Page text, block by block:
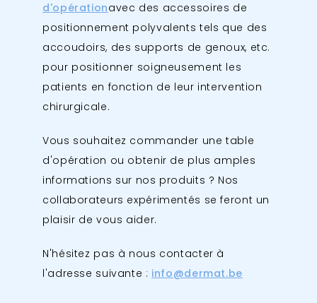
d'opérationavec des accessoires de
positionnement polyvalents tels que des
accoudoirs, des supports de genoux, etc.
pour positionner soigneusement les
patients en fonction de leur intervention
chirurgicale.
Vous souhaitez commander une table
d'opération ou obtenir de plus amples
informations sur nos produits ? Nos
collaborateurs expérimentés se feront un
plaisir de vous aider.
N'hésitez pas à nous contacter à
l'adresse suivante : info@dermat.be